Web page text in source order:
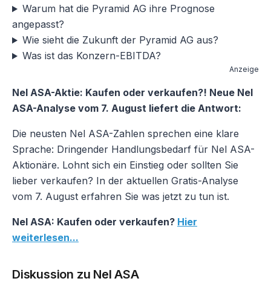
Warum hat die Pyramid AG ihre Prognose
angepasst?
Wie sieht die Zukunft der Pyramid AG aus?
Was ist das Konzern-EBITDA?
Anzeige
Nel ASA-Aktie: Kaufen oder verkaufen?! Neue Nel
ASA-Analyse vom 7. August liefert die Antwort:
Die neusten Nel ASA-Zahlen sprechen eine klare
Sprache: Dringender Handlungsbedarf für Nel ASA-
Aktionäre. Lohnt sich ein Einstieg oder sollten Sie
lieber verkaufen? In der aktuellen Gratis-Analyse
vom 7. August erfahren Sie was jetzt zu tun ist.
Nel ASA: Kaufen oder verkaufen? Hier
weiterlesen...
Diskussion zu Nel ASA